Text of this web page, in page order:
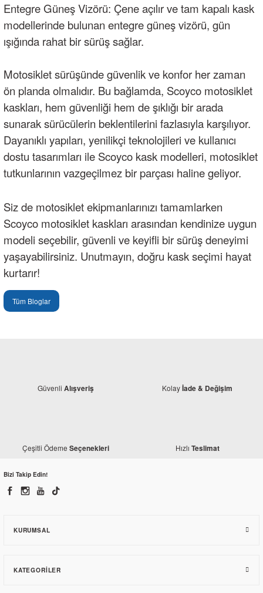
Entegre Güneş Vizörü: Çene açılır ve tam kapalı kask
modellerinde bulunan entegre güneş vizörü, gün
ışığında rahat bir sürüş sağlar.
Motosiklet sürüşünde güvenlik ve konfor her zaman
ön planda olmalıdır. Bu bağlamda, Scoyco motosiklet
kaskları, hem güvenliği hem de şıklığı bir arada
sunarak sürücülerin beklentilerini fazlasıyla karşılıyor.
Dayanıklı yapıları, yenilikçi teknolojileri ve kullanıcı
dostu tasarımları ile Scoyco kask modelleri, motosiklet
tutkunlarının vazgeçilmez bir parçası haline geliyor.
Siz de motosiklet ekipmanlarınızı tamamlarken
Scoyco motosiklet kaskları arasından kendinize uygun
modeli seçebilir, güvenli ve keyifli bir sürüş deneyimi
yaşayabilirsiniz. Unutmayın, doğru kask seçimi hayat
kurtarır!
Tüm Bloglar
Güvenli Alışveriş Kolayİade & Değişim
Çeşitli Ödeme Seçenekleri Hızlı Teslimat
Bizi Takip Edin!
KURUMSAL
KATEGORILER